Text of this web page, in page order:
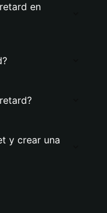
en
y crear una